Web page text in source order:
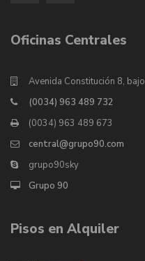
Oficinas Centrales
Avenida Constitución 8, bajo
(0034) 963 489 732
(0034) 963 489 673
central@grupo90.com
grupo90sky
Grupo 90
Pisos en Alquiler